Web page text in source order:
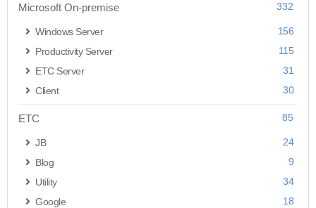
Microsoft On-premise 332
Windows Server
156
Productivity Server
115
ETC Server
31
Client
30
ETC 85
JB
24
Blog
9
Utility
34
Google
18